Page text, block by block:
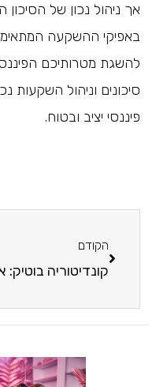
אך ניהול נכון של
באפיקי ההשקעה
להשגת מטרותיכם
סיכונים וניהול השקעות
פיננסי יציב ובטוח.
הקודם